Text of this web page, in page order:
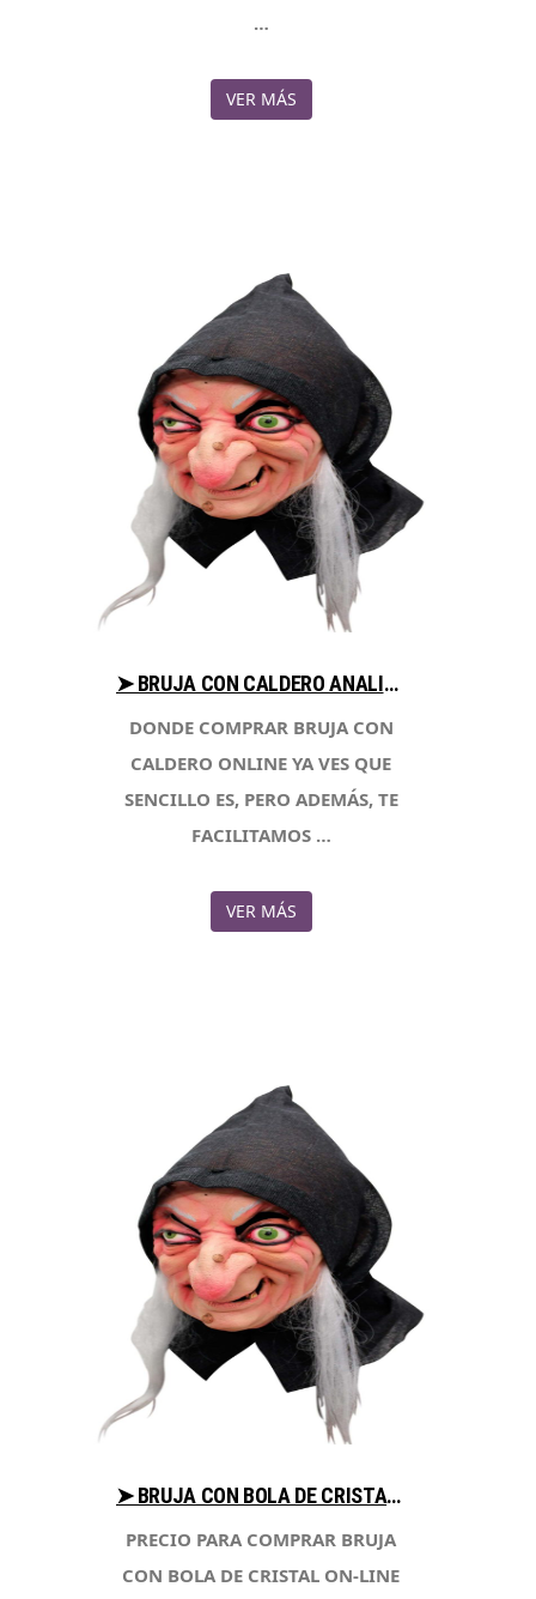
…
VER MÁS
➤ BRUJA CON CALDERO ANALIZA PRECIOS AL COMPRAR EN LIBRERIAESOTERICA.NET
DONDE COMPRAR BRUJA CON
CALDERO ONLINE YA VES QUE
SENCILLO ES, PERO ADEMÁS, TE
FACILITAMOS …
VER MÁS
➤ BRUJA CON BOLA DE CRISTAL CONSEJOS PARA COMPRAR CON LIBRERIAESOTERICA.NET
PRECIO PARA COMPRAR BRUJA
CON BOLA DE CRISTAL ON-LINE